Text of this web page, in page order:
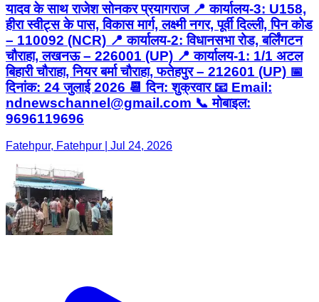
यादव के साथ राजेश सोनकर प्रयागराज 📍 कार्यालय-3: U158,
हीरा स्वीट्स के पास, विकास मार्ग, लक्ष्मी नगर, पूर्वी दिल्ली, पिन कोड
– 110092 (NCR) 📍 कार्यालय-2: विधानसभा रोड, बर्लिंगटन
चौराहा, लखनऊ – 226001 (UP) 📍 कार्यालय-1: 1/1 अटल
बिहारी चौराहा, नियर बर्मा चौराहा, फतेहपुर – 212601 (UP) 📅
दिनांक: 24 जुलाई 2026 📆 दिन: शुक्रवार 📧 Email:
ndnewschannel@gmail.com 📞 मोबाइल:
9696119696
Fatehpur, Fatehpur | Jul 24, 2026